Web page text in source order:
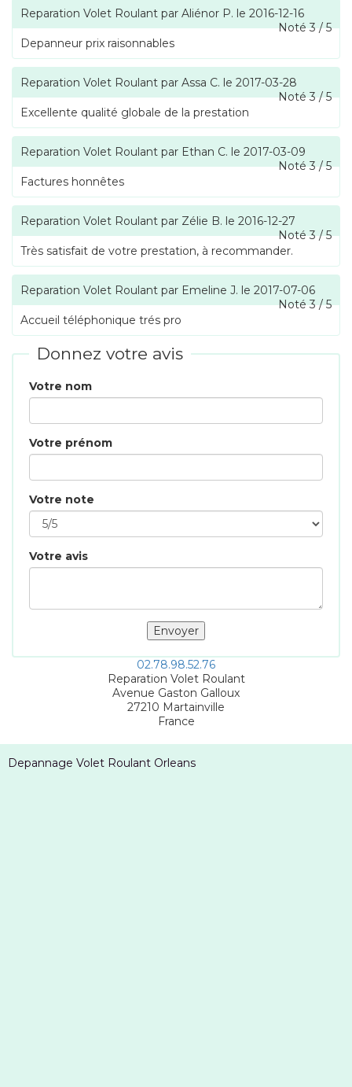
Reparation Volet Roulant par Aliénor P. le 2016-12-16
Noté3/5
Depanneur prix raisonnables
Reparation Volet Roulant par Assa C. le 2017-03-28
Noté3/5
Excellente qualité globale de la prestation
Reparation Volet Roulant par Ethan C. le 2017-03-09
Noté3/5
Factures honnêtes
Reparation Volet Roulant par Zélie B. le 2016-12-27
Noté3/5
Très satisfait de votre prestation, à recommander.
Reparation Volet Roulant par Emeline J. le 2017-07-06
Noté3/5
Accueil téléphonique trés pro
Donnez votre avis
Votre nom
Votre prénom
Votre note
Votre avis
02.78.98.52.76
Reparation Volet Roulant
Avenue Gaston Galloux
27210 Martainville
France
Depannage Volet Roulant Orleans